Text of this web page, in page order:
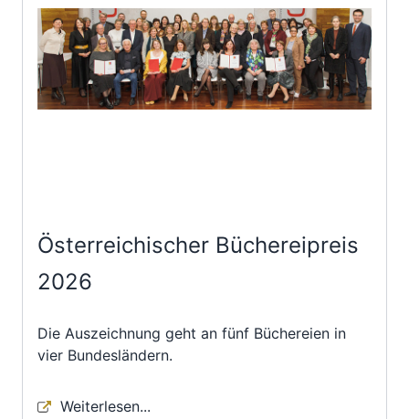
Österreichischer Büchereipreis
2026
Die Auszeichnung geht an fünf Büchereien in
vier Bundesländern.
Weiterlesen...